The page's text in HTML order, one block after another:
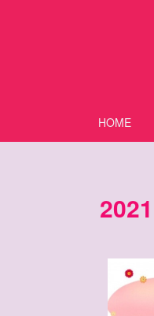
HOME
2021